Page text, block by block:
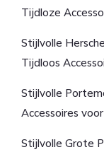
Tijdloze
Stijlvolle
Tijdloos
Stijlvolle
Accessoires
Stijlvolle Grote